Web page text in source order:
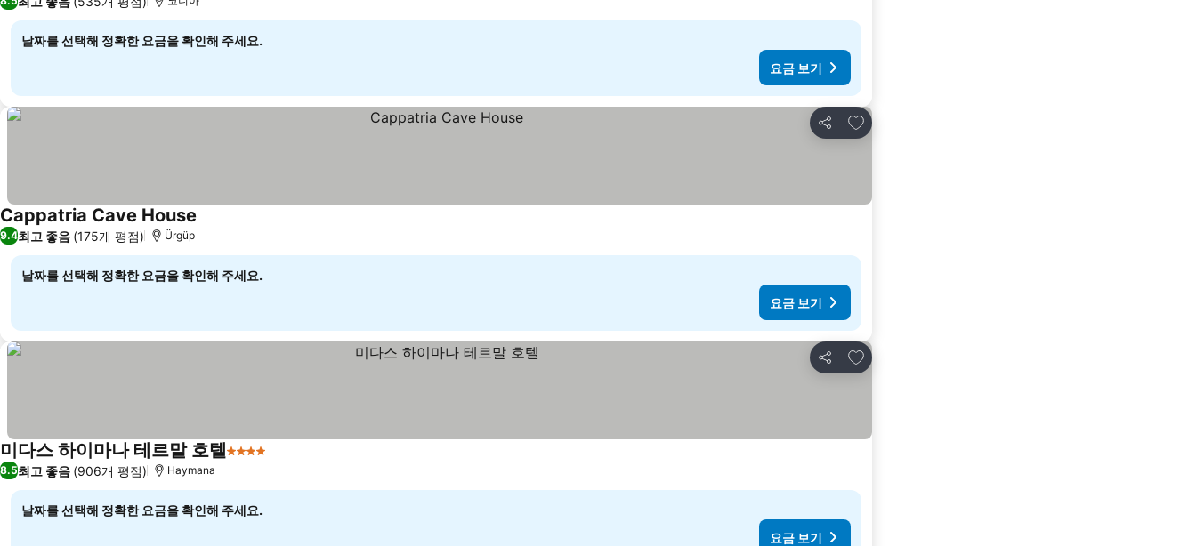
날짜를 선택해 정확한 요금을 확인해 주세요.
요금 보기
공유
즐겨찾기에 추가
Cappatria Cave House
9.4최고 좋음 (175개 평점) Ürgüp
날짜를 선택해 정확한 요금을 확인해 주세요.
요금 보기
공유
즐겨찾기에 추가
미다스 하이마나 테르말 호텔4 성급
8.5최고 좋음 (906개 평점) Haymana
날짜를 선택해 정확한 요금을 확인해 주세요.
요금 보기